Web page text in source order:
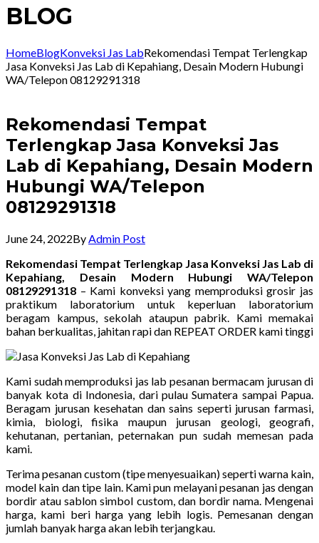
BLOG
HomeBlogKonveksi Jas LabRekomendasi Tempat Terlengkap
Jasa Konveksi Jas Lab di Kepahiang, Desain Modern Hubungi
WA/Telepon 08129291318
Rekomendasi Tempat
Terlengkap Jasa Konveksi Jas
Lab di Kepahiang, Desain Modern
Hubungi WA/Telepon
08129291318
June 24, 2022By Admin Post
Rekomendasi Tempat Terlengkap Jasa Konveksi Jas Lab di
Kepahiang, Desain Modern Hubungi WA/Telepon
08129291318 – Kami konveksi yang memproduksi grosir jas
praktikum laboratorium untuk keperluan laboratorium
beragam kampus, sekolah ataupun pabrik. Kami memakai
bahan berkualitas, jahitan rapi dan REPEAT ORDER kami tinggi
Kami sudah memproduksi jas lab pesanan bermacam jurusan di
banyak kota di Indonesia, dari pulau Sumatera sampai Papua.
Beragam jurusan kesehatan dan sains seperti jurusan farmasi,
kimia, biologi, fisika maupun jurusan geologi, geografi,
kehutanan, pertanian, peternakan pun sudah memesan pada
kami.
Terima pesanan custom (tipe menyesuaikan) seperti warna kain,
model kain dan tipe lain. Kami pun melayani pesanan jas dengan
bordir atau sablon simbol custom, dan bordir nama. Mengenai
harga, kami beri harga yang lebih logis. Pemesanan dengan
jumlah banyak harga akan lebih terjangkau.